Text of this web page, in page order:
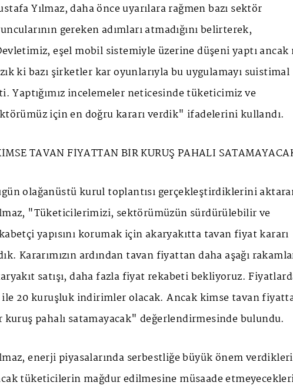
Yılmaz, daha önce uyarılara rağmen bazı sektör
gereken adımları atmadığını belirterek,
eşel mobil sistemiyle üzerine düşeni yaptı ancak
ki bazı şirketler kar oyunlarıyla bu uygulamayı suistimal
Yaptığımız incelemeler neticesinde tüketicimiz ve
için en doğru kararı verdik" ifadelerini kullandı.
TAVAN FİYATTAN BİR KURUŞ PAHALI
olağanüstü kurul toplantısı gerçekleştirdiklerini
"Tüketicilerimizi, sektörümüzün sürdürülebilir ve
yapısını korumak için akaryakıtta tavan fiyat kararı
Kararımızın ardından tavan fiyattan daha aşağı
satışı, daha fazla fiyat rekabeti bekliyoruz.
ile 20 kuruşluk indirimler olacak. Ancak kimse tavan
kuruş pahalı satamayacak" değerlendirmesinde bulundu.
enerji piyasalarında serbestliğe büyük önem
tüketicilerin mağdur edilmesine müsaade